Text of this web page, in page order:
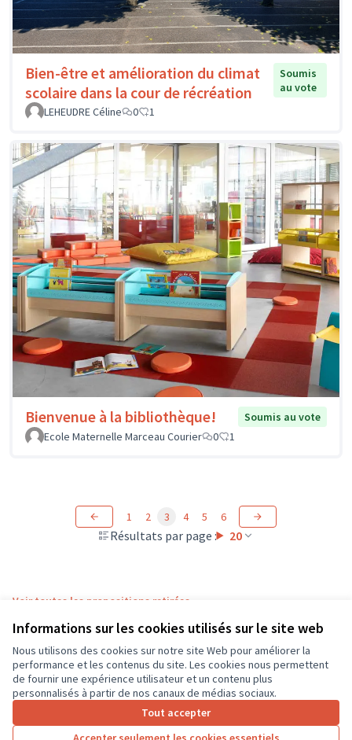
Informations sur les cookies utilisés sur le site web
Nous utilisons des cookies sur notre site Web pour améliorer la
performance et les contenus du site. Les cookies nous permettent
de fournir une expérience utilisateur et un contenu plus
personnalisés à partir de nos canaux de médias sociaux.
Tout accepter
Bien-être et amélioration du climat
scolaire dans la cour de récréation
Soumis
au vote
LEHEUDRE Céline
0 1
Bienvenue à la bibliothèque!
Soumis au vote
Ecole Maternelle Marceau Courier
0 1
Résultats par page : 20
1 2 3 4 5 6
Voir toutes les propositions retirées
Conditions d'utilisation
Paramètres des cookies
CD37 sur X
(Lien externe)
CD37 sur Facebook
CD37 sur Instagram
CD37 sur YouTube
(Lien externe)